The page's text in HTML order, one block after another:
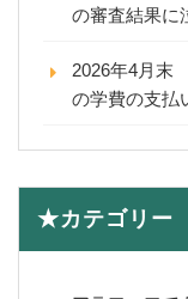
の審査結果に
2026年4月末
の学費の支払
★カテゴリー